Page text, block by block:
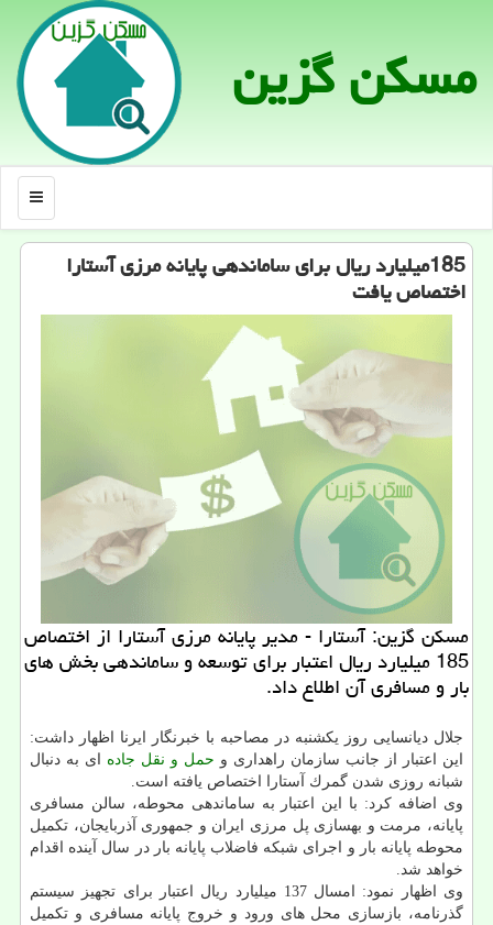
مسكن گزین
منو
185میلیارد ریال برای ساماندهی پایانه مرزی آستارا
اختصاص یافت
مسكن گزین: آستارا - مدیر پایانه مرزی آستارا از اختصاص
185 میلیارد ریال اعتبار برای توسعه و ساماندهی بخش های
بار و مسافری آن اطلاع داد.
جلال دیانسایی روز یكشنبه در مصاحبه با خبرنگار ایرنا اظهار داشت:
این اعتبار از جانب سازمان راهداری و حمل و نقل جاده ای به دنبال
شبانه روزی شدن گمرك آستارا اختصاص یافته است.
وی اضافه كرد: با این اعتبار به ساماندهی محوطه، سالن مسافری
پایانه، مرمت و بهسازی پل مرزی ایران و جمهوری آذربایجان، تكمیل
محوطه پایانه بار و اجرای شبكه فاضلاب پایانه بار در سال آینده اقدام
خواهد شد.
وی اظهار نمود: امسال 137 میلیارد ریال اعتبار برای تجهیز سیستم
گذرنامه، بازسازی محل های ورود و خروج پایانه مسافری و تكمیل